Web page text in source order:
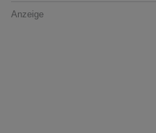
Anzeige